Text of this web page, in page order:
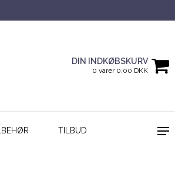
DIN INDKØBSKURV
0 varer 0,00 DKK
TILBUD